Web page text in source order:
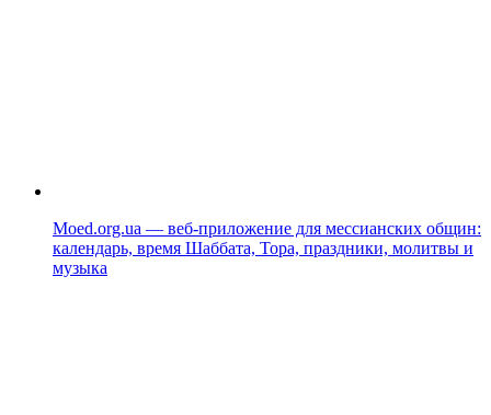
Moed.org.ua — веб-приложение для мессианских общин:
календарь, время Шаббата, Тора, праздники, молитвы и
музыка